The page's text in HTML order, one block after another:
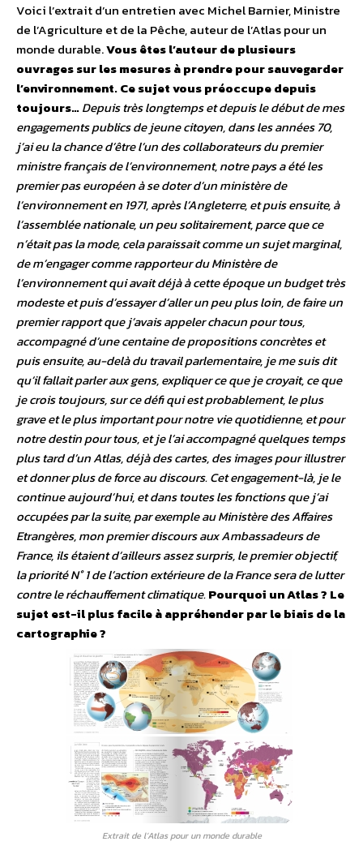
Voici l’extrait d’un entretien avec Michel Barnier, Ministre
de l’Agriculture et de la Pêche, auteur de l’Atlas pour un
monde durable.Vous êtes l’auteur de plusieurs
ouvrages sur les mesures à prendre pour sauvegarder
l’environnement. Ce sujet vous préoccupe depuis
toujours…Depuis très longtemps et depuis le début de mes
engagements publics de jeune citoyen, dans les années 70,
j’ai eu la chance d’être l’un des collaborateurs du premier
ministre français de l’environnement, notre pays a été les
premier pas européen à se doter d’un ministère de
l’environnement en 1971, après l’Angleterre, et puis ensuite, à
l’assemblée nationale, un peu solitairement, parce que ce
n’était pas la mode, cela paraissait comme un sujet marginal,
de m’engager comme rapporteur du Ministère de
l’environnement qui avait déjà à cette époque un budget très
modeste et puis d’essayer d’aller un peu plus loin, de faire un
premier rapport que j’avais appeler chacun pour tous,
accompagné d’une centaine de propositions concrètes et
puis ensuite, au-delà du travail parlementaire, je me suis dit
qu’il fallait parler aux gens, expliquer ce que je croyait, ce que
je crois toujours, sur ce défi qui est probablement, le plus
grave et le plus important pour notre vie quotidienne, et pour
notre destin pour tous, et je l’ai accompagné quelques temps
plus tard d’un Atlas, déjà des cartes, des images pour illustrer
et donner plus de force au discours. Cet engagement-là, je le
continue aujourd’hui, et dans toutes les fonctions que j’ai
occupées par la suite, par exemple au Ministère des Affaires
Etrangères, mon premier discours aux Ambassadeurs de
France, ils étaient d’ailleurs assez surpris, le premier objectif,
la priorité N° 1 de l’action extérieure de la France sera de lutter
contre le réchauffement climatique.Pourquoi un Atlas ? Le
sujet est-il plus facile à appréhender par le biais de la
cartographie ?
Extrait de l’Atlas pour un monde durable